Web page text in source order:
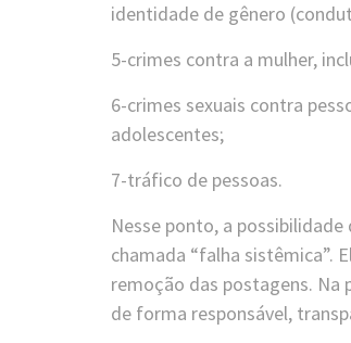
identidade de gênero
5-crimes contra a mulher,
6-crimes sexuais contra
adolescentes;
7-tráfico de pessoas.
Nesse ponto, a
chamada “falha sistêmica”.
remoção das postagens. Na
de forma responsável,